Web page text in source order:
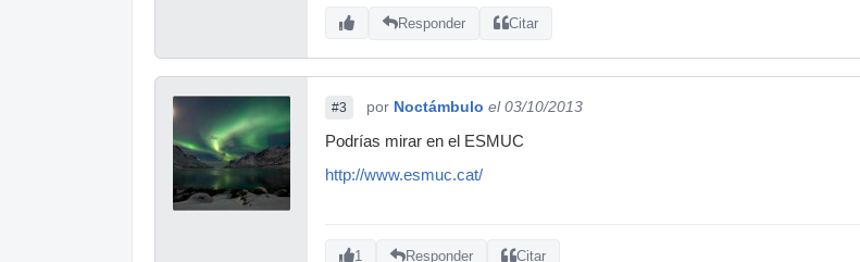
Responder Citar
#3 por Noctámbulo el 03/10/2013
Podrías mirar en el ESMUC
http://www.esmuc.cat/
1 Responder Citar